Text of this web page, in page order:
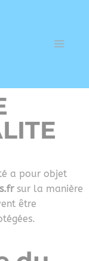
a pour objet
sur la manière
être